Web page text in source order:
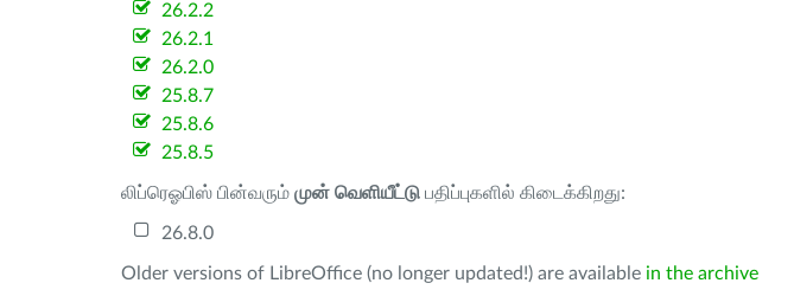
26.2.2
26.2.1
26.2.0
25.8.7
25.8.6
25.8.5
லிப்ரெஓபிஸ் பின்வரும் முன் வெளியீட்டு பதிப்புகளில் கிடைக்கிறது:
26.8.0
Older versions of LibreOffice (no longer updated!) are available in the archive